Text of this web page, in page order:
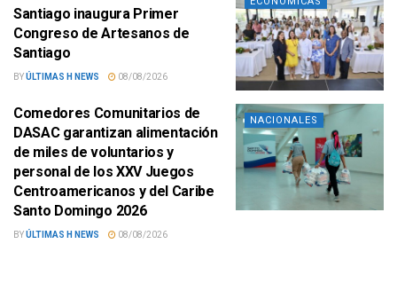
Santiago inaugura Primer
Congreso de Artesanos de
Santiago
BYÚLTIMAS H NEWS 08/08/2026
NACIONALES
Comedores Comunitarios de
DASAC garantizan alimentación
de miles de voluntarios y
personal de los XXV Juegos
Centroamericanos y del Caribe
Santo Domingo 2026
BYÚLTIMAS H NEWS 08/08/2026